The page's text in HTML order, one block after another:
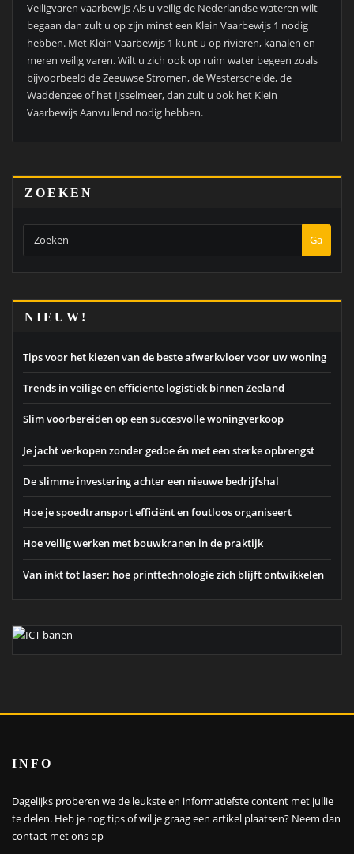
Veiligvaren vaarbewijs Als u veilig de Nederlandse wateren wilt
begaan dan zult u op zijn minst een Klein Vaarbewijs 1 nodig
hebben. Met Klein Vaarbewijs 1 kunt u op rivieren, kanalen en
meren veilig varen. Wilt u zich ook op ruim water begeen zoals
bijvoorbeeld de Zeeuwse Stromen, de Westerschelde, de
Waddenzee of het IJsselmeer, dan zult u ook het Klein
Vaarbewijs Aanvullend nodig hebben.
ZOEKEN
Ga
NIEUW!
Tips voor het kiezen van de beste afwerkvloer voor uw woning
Trends in veilige en efficiënte logistiek binnen Zeeland
Slim voorbereiden op een succesvolle woningverkoop
Je jacht verkopen zonder gedoe én met een sterke opbrengst
De slimme investering achter een nieuwe bedrijfshal
Hoe je spoedtransport efficiënt en foutloos organiseert
Hoe veilig werken met bouwkranen in de praktijk
Van inkt tot laser: hoe printtechnologie zich blijft ontwikkelen
INFO
Dagelijks proberen we de leukste en informatiefste content met jullie
te delen. Heb je nog tips of wil je graag een artikel plaatsen? Neem dan
contact met ons op